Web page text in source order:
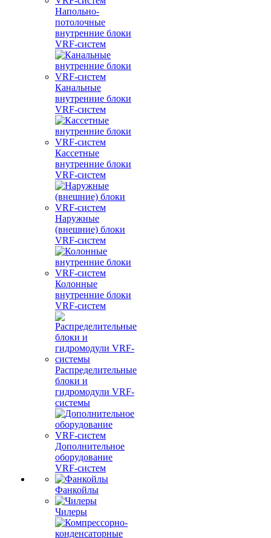
Напольно-
потолочные
внутренние блоки
VRF-систем
Канальные
внутренние блоки
VRF-систем
Кассетные
внутренние блоки
VRF-систем
Наружные
(внешние) блоки
VRF-систем
Колонные
внутренние блоки
VRF-систем
Распределительные
блоки и
гидромодули VRF-
системы
Дополнительное
оборудование
VRF-систем
Фанкойлы
Чилеры